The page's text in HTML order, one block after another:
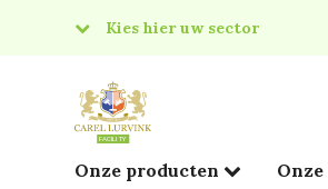
Kies hier uw sector
Food
Onze producten